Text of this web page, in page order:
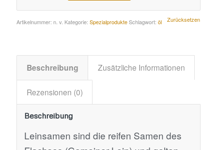
Zurücksetzen
Alternative:
Artikelnummer: n. v. Kategorie: Spezialprodukte Schlagwort: öl
Beschreibung Zusätzliche Informationen
Rezensionen (0)
Beschreibung
Leinsamen sind die reifen Samen des